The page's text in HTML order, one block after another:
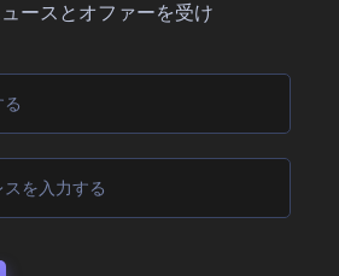
ースとオファーを受け